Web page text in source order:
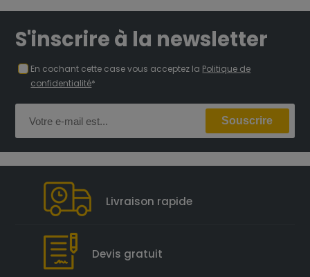
S'inscrire à la newsletter
En cochant cette case vous acceptez la Politique de
confidentialité*
Livraison rapide
Devis gratuit